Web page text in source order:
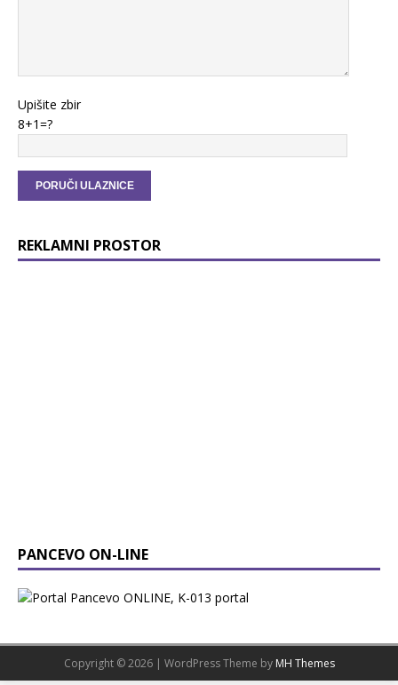
Upišite zbir
8+1=?
REKLAMNI PROSTOR
PANCEVO ON-LINE
Copyright © 2026 | WordPress Theme by MH Themes